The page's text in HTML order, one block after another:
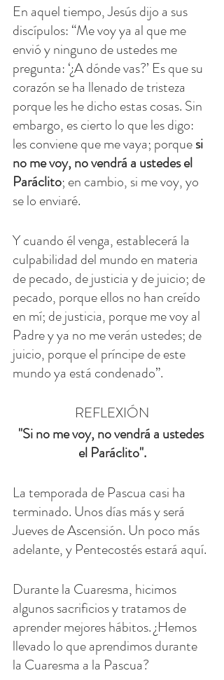
En aquel tiempo, Jesús dijo a sus
discípulos: “Me voy ya al que me
envió y ninguno de ustedes me
pregunta: ‘¿A dónde vas?’ Es que su
corazón se ha llenado de tristeza
porque les he dicho estas cosas. Sin
embargo, es cierto lo que les digo:
les conviene que me vaya; porque si
no me voy, no vendrá a ustedes el
Paráclito; en cambio, si me voy, yo
se lo enviaré.
Y cuando él venga, establecerá la
culpabilidad del mundo en materia
de pecado, de justicia y de juicio; de
pecado, porque ellos no han creído
en mí; de justicia, porque me voy al
Padre y ya no me verán ustedes; de
juicio, porque el príncipe de este
mundo ya está condenado”.
REFLEXIÓN
"Si no me voy, no vendrá a ustedes
el Paráclito".
La temporada de Pascua casi ha
terminado. Unos días más y será
Jueves de Ascensión. Un poco más
adelante, y Pentecostés estará aquí.
Durante la Cuaresma, hicimos
algunos sacrificios y tratamos de
aprender mejores hábitos. ¿Hemos
llevado lo que aprendimos durante
la Cuaresma a la Pascua?